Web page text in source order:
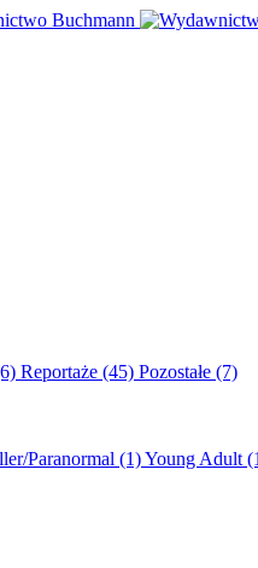
Reportaże (45) Pozostałe (7)
Paranormal (1)Young Adult